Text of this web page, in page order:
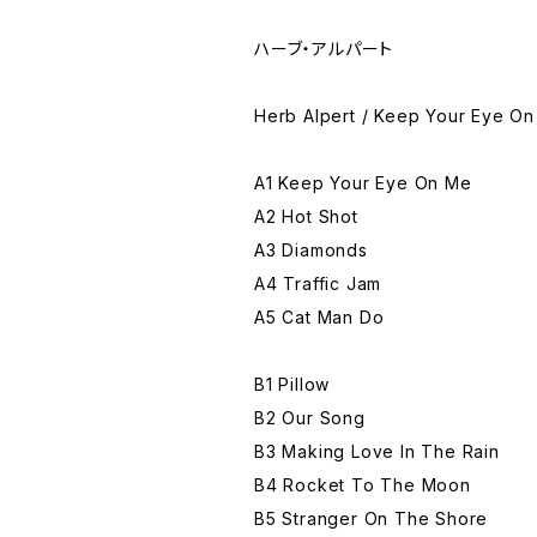
ハーブ・アルパート
Herb Alpert / Keep Your Eye
A1 Keep Your Eye On Me
A2 Hot Shot
A3 Diamonds
A4 Traffic Jam
A5 Cat Man Do
B1 Pillow
B2 Our Song
B3 Making Love In The Rain
B4 Rocket To The Moon
B5 Stranger On The Shore